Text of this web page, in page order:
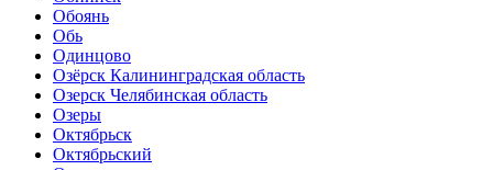
Обоянь
Обь
Одинцово
Озёрск Калининградская область
Озерск Челябинская область
Озеры
Октябрьск
Октябрьский